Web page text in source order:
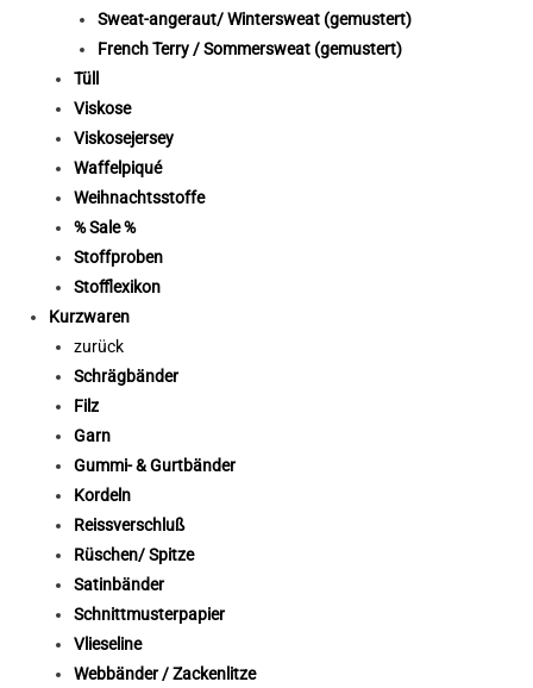
Sweat-angeraut/ Wintersweat (gemustert)
French Terry / Sommersweat (gemustert)
Tüll
Viskose
Viskosejersey
Waffelpiqué
Weihnachtsstoffe
% Sale %
Stoffproben
Stofflexikon
Kurzwaren
zurück
Schrägbänder
Filz
Garn
Gummi- & Gurtbänder
Kordeln
Reissverschluß
Rüschen/ Spitze
Satinbänder
Schnittmusterpapier
Vlieseline
Webbänder / Zackenlitze